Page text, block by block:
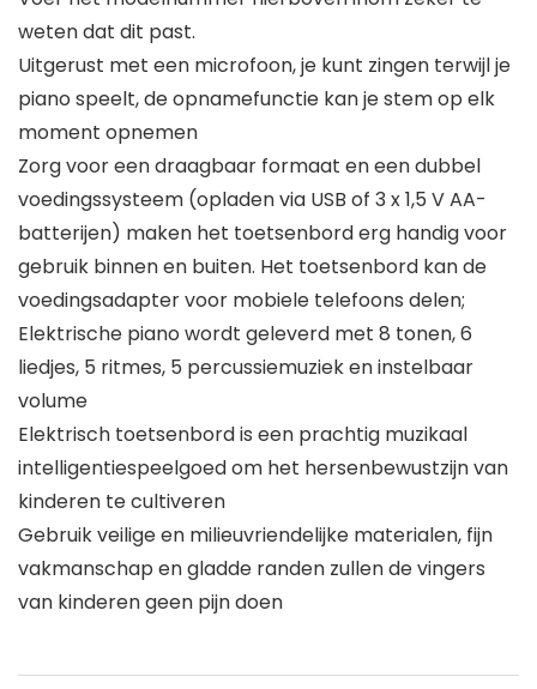
weten dat dit past.
Uitgerust met een microfoon, je kunt zingen terwijl je
piano speelt, de opnamefunctie kan je stem op elk
moment opnemen
Zorg voor een draagbaar formaat en een dubbel
voedingssysteem (opladen via USB of 3 x 1,5 V AA-
batterijen) maken het toetsenbord erg handig voor
gebruik binnen en buiten. Het toetsenbord kan de
voedingsadapter voor mobiele telefoons delen;
Elektrische piano wordt geleverd met 8 tonen, 6
liedjes, 5 ritmes, 5 percussiemuziek en instelbaar
volume
Elektrisch toetsenbord is een prachtig muzikaal
intelligentiespeelgoed om het hersenbewustzijn van
kinderen te cultiveren
Gebruik veilige en milieuvriendelijke materialen, fijn
vakmanschap en gladde randen zullen de vingers
van kinderen geen pijn doen